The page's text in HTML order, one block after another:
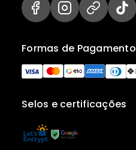
Selos e certificações
Formas de Pagamento